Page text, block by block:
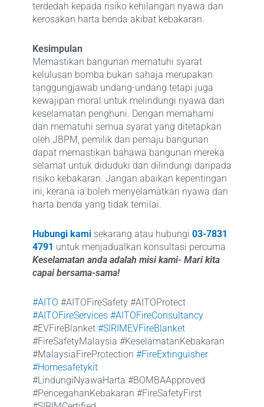
terdedah kepada risiko kehilangan nyawa dan
kerosakan harta benda akibat kebakaran.
Kesimpulan
Memastikan bangunan mematuhi syarat
kelulusan bomba bukan sahaja merupakan
tanggungjawab undang-undang tetapi juga
kewajipan moral untuk melindungi nyawa dan
keselamatan penghuni. Dengan memahami
dan mematuhi semua syarat yang ditetapkan
oleh JBPM, pemilik dan pemaju bangunan
dapat memastikan bahawa bangunan mereka
selamat untuk diduduki dan dilindungi daripada
risiko kebakaran. Jangan abaikan kepentingan
ini, kerana ia boleh menyelamatkan nyawa dan
harta benda yang tidak ternilai.
Hubungi kami sekarang atau hubungi 03-7831
4791 untuk menjadualkan konsultasi percuma
Keselamatan anda adalah misi kami- Mari kita
capai bersama-sama!
#AITO #AITOFireSafety #AITOProtect
#AITOFireServices #AITOFireConsultancy
#EVFireBlanket #SIRIMEVFireBlanket
#FireSafetyMalaysia #KeselamatanKebakaran
#MalaysiaFireProtection #FireExtinguisher
#Homesafetykit
#LindungiNyawaHarta #BOMBAApproved
#PencegahanKebakaran #FireSafetyFirst